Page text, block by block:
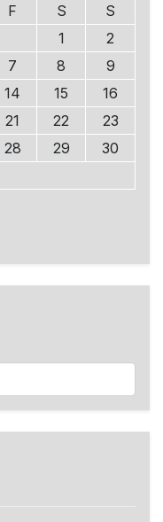
F S
S
1
2
7 8
9
14 15
16
21 22
23
28 29
30